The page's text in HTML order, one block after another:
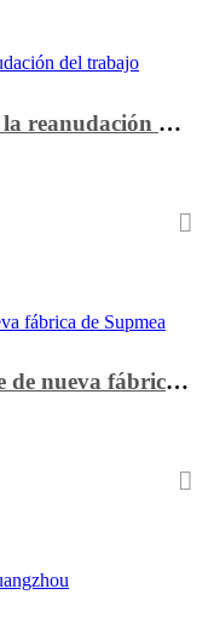
Aviso sobre el aplazamiento de la reanudación del trabajo
Inició oficialmente segunda fase de nueva fábrica de Supmea